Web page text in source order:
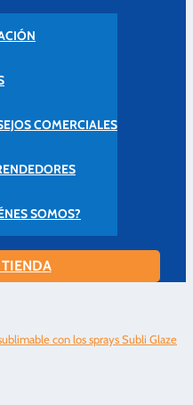
COMERCIALES
SOMOS?
con los sprays Subli Glaze